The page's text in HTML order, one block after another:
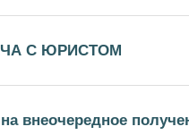
С ЮРИСТОМ
внеочередное